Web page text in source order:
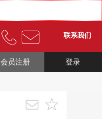
联系我们
登录
会员注册